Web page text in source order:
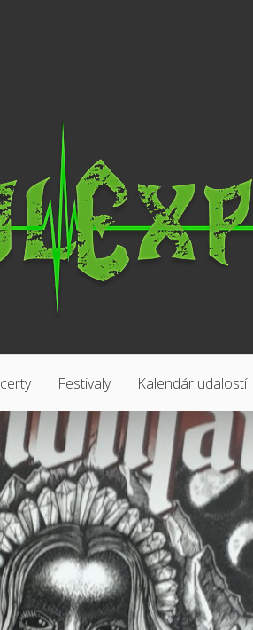
Festivaly Kalendár udalostí